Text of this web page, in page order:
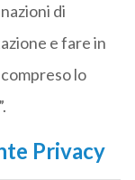
di
e fare in
lo
Privacy